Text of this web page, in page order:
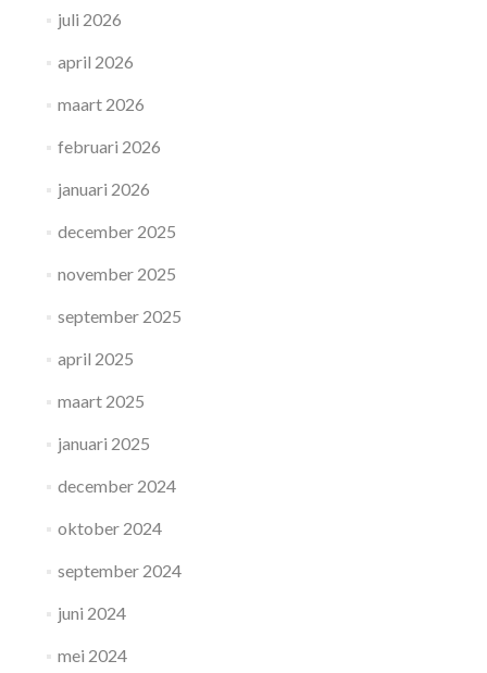
juli 2026
april 2026
maart 2026
februari 2026
januari 2026
december 2025
november 2025
september 2025
april 2025
maart 2025
januari 2025
december 2024
oktober 2024
september 2024
juni 2024
mei 2024